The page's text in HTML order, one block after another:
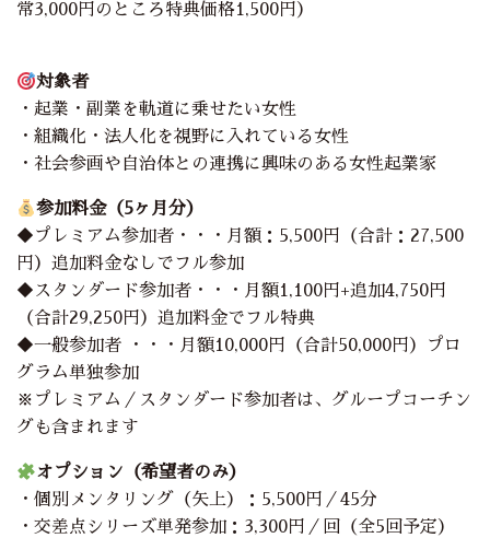
常3,000円のところ特典価格1,500円）
対象者
・起業・副業を軌道に乗せたい女性
・組織化・法人化を視野に入れている女性
・社会参画や自治体との連携に興味のある女性起業家
参加料金（5ヶ月分）
◆プレミアム参加者・・・月額：5,500円（合計：27,500
円）追加料金なしでフル参加
◆スタンダード参加者・・・月額1,100円+追加4,750円
（合計29,250円）追加料金でフル特典
◆一般参加者 ・・・月額10,000円（合計50,000円）プロ
グラム単独参加
※プレミアム／スタンダード参加者は、グループコーチン
グも含まれます
オプション（希望者のみ）
・個別メンタリング（矢上）：5,500円／45分
・交差点シリーズ単発参加：3,300円／回（全5回予定）